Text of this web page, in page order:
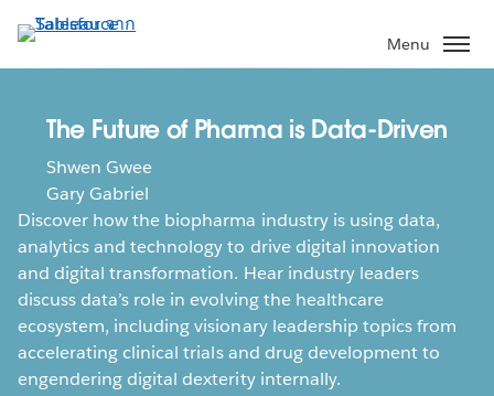
ไป
ที่
Menu
The Future of Pharma is Data-Driven
Shwen Gwee
Gary Gabriel
Discover how the biopharma industry is using data,
analytics and technology to drive digital innovation
and digital transformation. Hear industry leaders
discuss data’s role in evolving the healthcare
ecosystem, including visionary leadership topics from
accelerating clinical trials and drug development to
engendering digital dexterity internally.